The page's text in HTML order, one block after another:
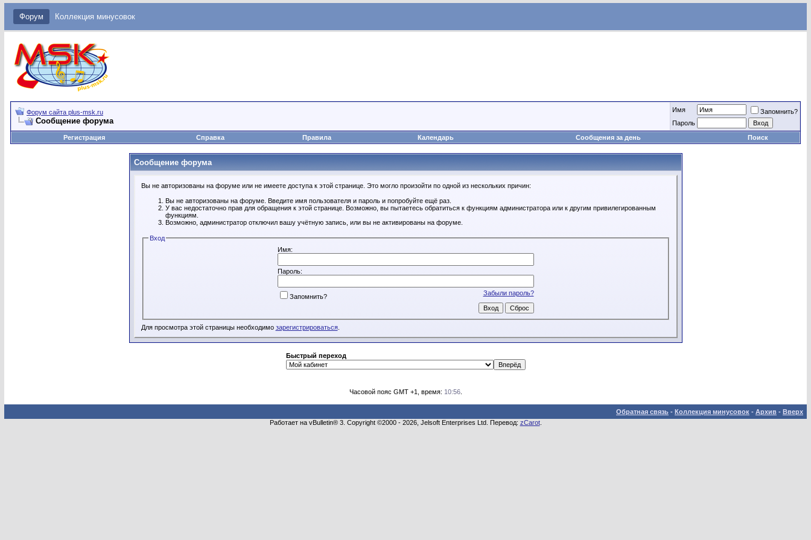
Форум Коллекция минусовок
Форум сайта plus-msk.ru
Сообщение форума
Имя
Запомнить?
Пароль
Регистрация
Справка Правила Календарь Сообщения за день Поиск
Сообщение форума
Вы не авторизованы на форуме или не имеете доступа к этой странице. Это могло произойти по одной из нескольких причин:
Вы не авторизованы на форуме. Введите имя пользователя и пароль и попробуйте ещё раз.
У вас недостаточно прав для обращения к этой странице. Возможно, вы пытаетесь обратиться к функциям администратора или к другим привилегированным
функциям.
Возможно, администратор отключил вашу учётную запись, или вы не активированы на форуме.
Вход
Имя:
Пароль:
Забыли пароль?
Запомнить?
Для просмотра этой страницы необходимо зарегистрироваться.
Быстрый переход
Часовой пояс GMT +1, время: 10:56.
Обратная связь - Коллекция минусовок - Архив - Вверх
Работает на vBulletin® 3. Copyright ©2000 - 2026, Jelsoft Enterprises Ltd. Перевод: zCarot.